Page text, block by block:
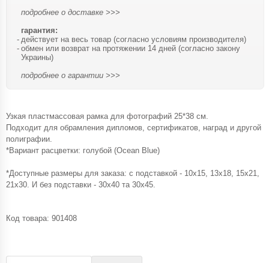
подробнее о доставке >>>
гарантия:
действует на весь товар (согласно условиям производителя)
обмен или возврат на протяжении 14 дней (согласно закону
Украины)
подробнее о гарантии >>>
Узкая пластмассовая рамка для фотографий 25*38 см.
Подходит для обрамления дипломов, сертификатов, наград и другой
полиграфии.
*Вариант расцветки: голубой (Ocean Blue)
*Доступные размеры для заказа: с подставкой - 10x15, 13x18, 15x21,
21x30. И без подставки - 30x40 та 30x45.
Код товара: 901408